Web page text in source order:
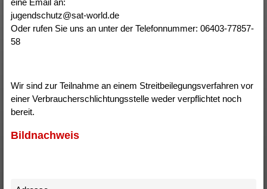
eine Email an:
jugendschutz@sat-world.de
Oder rufen Sie uns an unter der Telefonnummer: 06403-77857-
58
Wir sind zur Teilnahme an einem Streitbeilegungsverfahren vor
einer Verbraucherschlichtungsstelle weder verpflichtet noch
bereit.
Bildnachweis